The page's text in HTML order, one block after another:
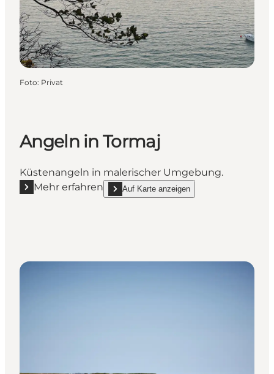
Foto: Privat
Angeln in Tormaj
Küstenangeln in malerischer Umgebung.
Mehr erfahren
Mehr erfahren "Angeln in Tormaj"
Auf Karte anzeigen
show Angeln in Tormaj on_map